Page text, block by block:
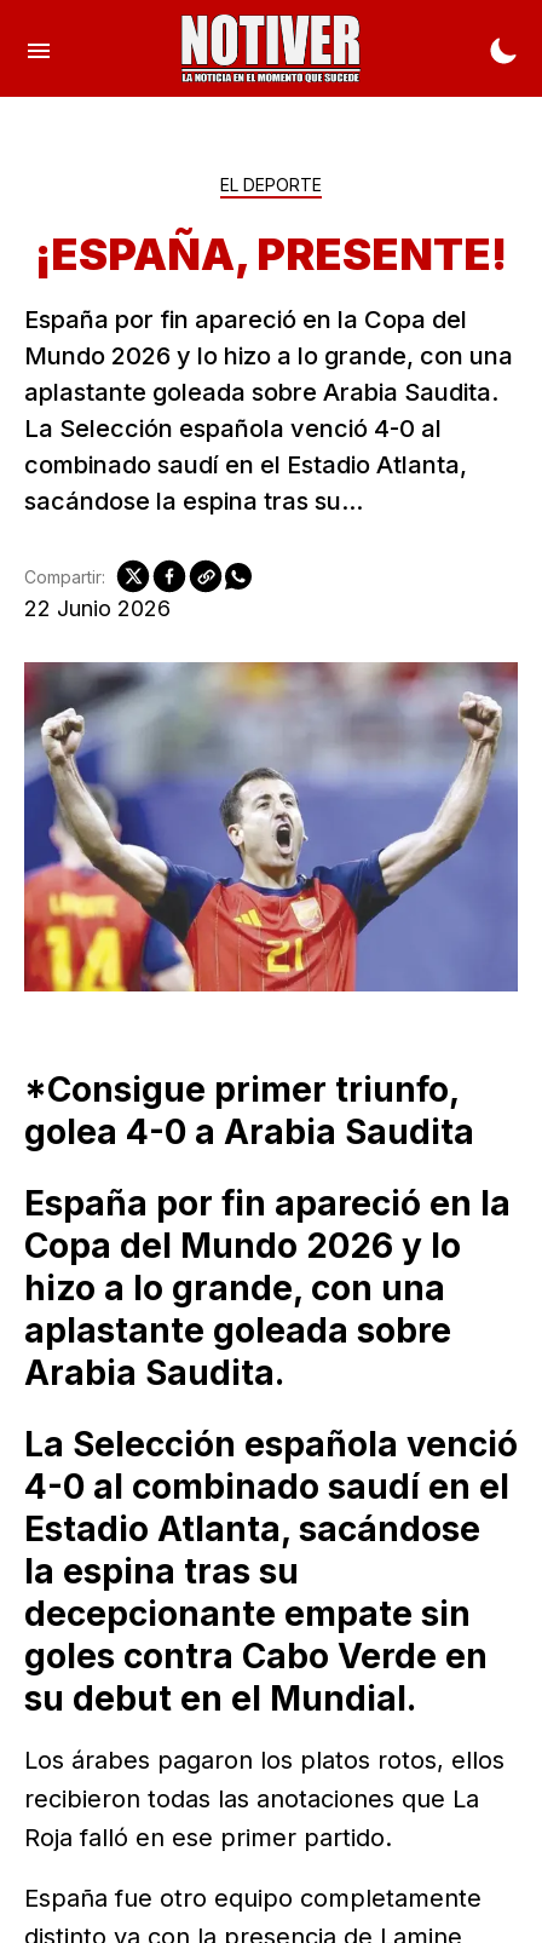
EL DEPORTE
¡ESPAÑA, PRESENTE!
España por fin apareció en la Copa del
Mundo 2026 y lo hizo a lo grande, con una
aplastante goleada sobre Arabia Saudita.
La Selección española venció 4-0 al
combinado saudí en el Estadio Atlanta,
sacándose la espina tras su...
22 Junio 2026
Compartir:
*Consigue primer triunfo,
golea 4-0 a Arabia Saudita
España por fin apareció en la
Copa del Mundo 2026 y lo
hizo a lo grande, con una
aplastante goleada sobre
Arabia Saudita.
La Selección española venció
4-0 al combinado saudí en el
Estadio Atlanta, sacándose
la espina tras su
decepcionante empate sin
goles contra Cabo Verde en
su debut en el Mundial.
Los árabes pagaron los platos rotos, ellos
recibieron todas las anotaciones que La
Roja falló en ese primer partido.
España fue otro equipo completamente